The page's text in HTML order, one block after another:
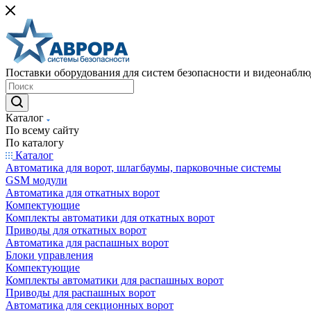
Поставки оборудования для систем безопасности и
Каталог
По всему сайту
По каталогу
Каталог
Автоматика для ворот, шлагбаумы, парковочные системы
GSM модули
Автоматика для откатных ворот
Компектующие
Комплекты автоматики для откатных ворот
Приводы для откатных ворот
Автоматика для распашных ворот
Блоки управления
Компектующие
Комплекты автоматики для распашных ворот
Приводы для распашных ворот
Автоматика для секционных ворот